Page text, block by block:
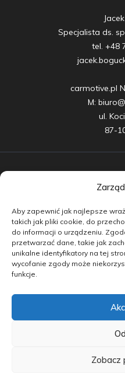
Aby zapewnić jak najlepsze
takich jak pliki cookie, do
do informacji o urządzeniu.
przetwarzać dane, takie jak
unikalne identyfikatory na tej
wycofanie zgody może
funkcje.
Zobacz
Specjalista ds.
tel. +48
carmotive.pl
M:
ul.
87-
Auta w
Doradztwo
copyright by